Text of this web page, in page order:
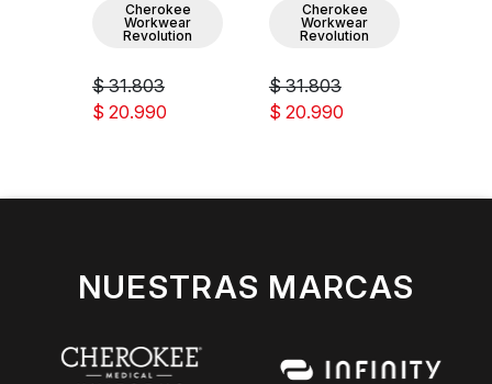
Cherokee
Workwear
Revolution
$ 31.803
$ 20.990
Cherokee
Workwear
Revolution
$ 31.803
$ 20.990
NUESTRAS MARCAS